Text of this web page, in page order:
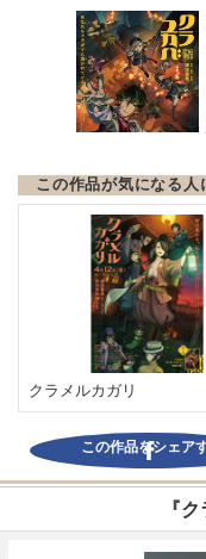
この作品が気になる人
クラメルカガリ
この作品をシェア
『